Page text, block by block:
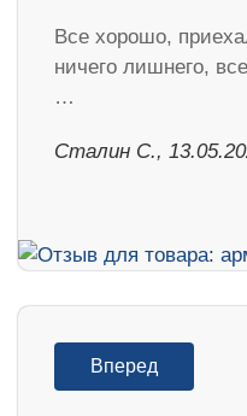
Все хорошо,
ничего лишнего,
…
Сталин С.,
Вперед